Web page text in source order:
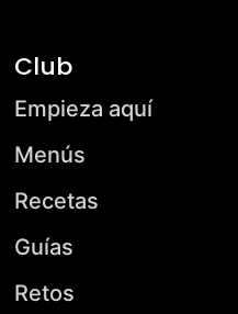
Club
Empieza aquí
Menús
Recetas
Guías
Retos